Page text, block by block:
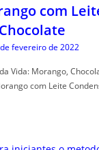
com
fevereiro de 2022
Vida: Morango,
com Leite